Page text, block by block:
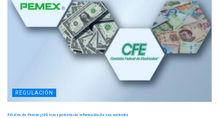
REGULACIÓN
Filiales de Pemex y CFE transparentarán información de sus contratos